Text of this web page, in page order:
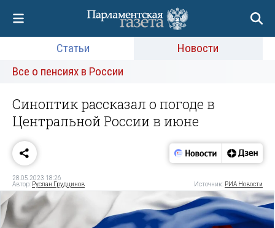
Статьи
Новости
Все о пенсиях в России
Синоптик рассказал о погоде в
Центральной России в июне
28.05.2023 18:26
Автор: Руслан Грудцинов Источник: РИА Новости